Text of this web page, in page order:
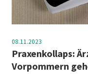
08.11.2023
Praxenkollaps:
Vorpommern